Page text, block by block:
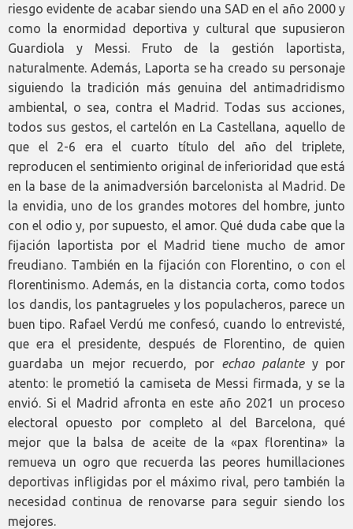
riesgo evidente de acabar siendo una SAD en el año 2000 y
como la enormidad deportiva y cultural que supusieron
Guardiola y Messi. Fruto de la gestión laportista,
naturalmente. Además, Laporta se ha creado su personaje
siguiendo la tradición más genuina del antimadridismo
ambiental, o sea, contra el Madrid. Todas sus acciones,
todos sus gestos, el cartelón en La Castellana, aquello de
que el 2-6 era el cuarto título del año del triplete,
reproducen el sentimiento original de inferioridad que está
en la base de la animadversión barcelonista al Madrid. De
la envidia, uno de los grandes motores del hombre, junto
con el odio y, por supuesto, el amor. Qué duda cabe que la
fijación laportista por el Madrid tiene mucho de amor
freudiano. También en la fijación con Florentino, o con el
florentinismo. Además, en la distancia corta, como todos
los dandis, los pantagrueles y los populacheros, parece un
buen tipo. Rafael Verdú me confesó, cuando lo entrevisté,
que era el presidente, después de Florentino, de quien
guardaba un mejor recuerdo, por echao palante y por
atento: le prometió la camiseta de Messi firmada, y se la
envió. Si el Madrid afronta en este año 2021 un proceso
electoral opuesto por completo al del Barcelona, qué
mejor que la balsa de aceite de la «pax florentina» la
remueva un ogro que recuerda las peores humillaciones
deportivas infligidas por el máximo rival, pero también la
necesidad continua de renovarse para seguir siendo los
mejores.